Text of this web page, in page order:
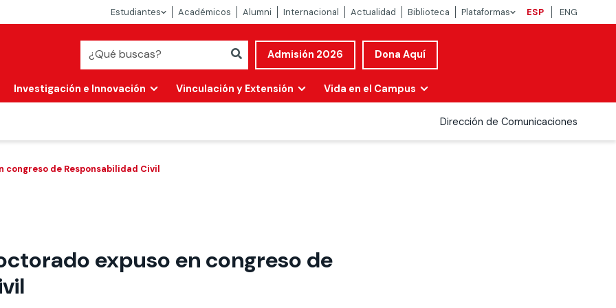
Estudiantes Académicos Alumni Internacional Actualidad Biblioteca Plataformas ESP ENG
Admisión 2026 Dona Aquí
Investigación e Innovación Vinculación y Extensión Vida en el Campus
Dirección de Comunicaciones
de Responsabilidad Civil
expuso en congreso de